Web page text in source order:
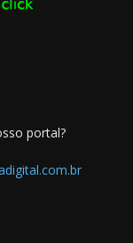
portal?